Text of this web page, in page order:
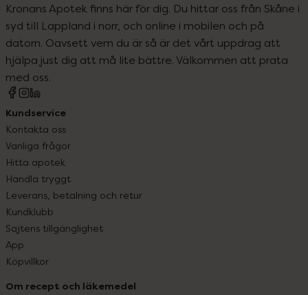
Kronans Apotek finns här för dig. Du hittar oss från Skåne i
syd till Lappland i norr, och online i mobilen och på
datorn. Oavsett vem du är så är det vårt uppdrag att
hjälpa just dig att må lite bättre. Välkommen att prata
med oss.
Kundservice
Kontakta oss
Vanliga frågor
Hitta apotek
Handla tryggt
Leverans, betalning och retur
Kundklubb
Sajtens tillgänglighet
App
Köpvillkor
Om recept och läkemedel